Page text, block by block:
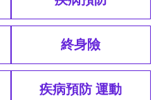
終身險
疾病預防 運動